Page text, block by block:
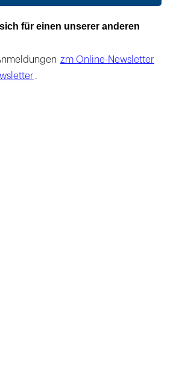
für einen unserer anderen
zm Online-Newsletter
.